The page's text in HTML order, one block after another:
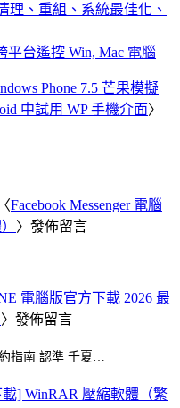
理、重組、系統最佳化、
平台遙控 Win, Mac 電腦
Phone 7.5 芒果模擬
中試用 WP 手機介面〉
Facebook Messenger 電腦
〉發佈留言
電腦版官方下載 2026 最
〉發佈留言
指南 認準 千夏…
載] WinRAR 壓縮軟體（繁